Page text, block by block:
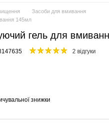
Засоби для вмивання
145мл
гель для
2 відгуки
знижки